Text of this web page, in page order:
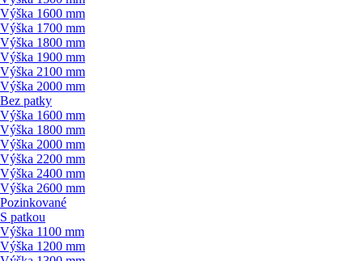
Výška 1600 mm
Výška 1700 mm
Výška 1800 mm
Výška 1900 mm
Výška 2100 mm
Výška 2000 mm
Bez patky
Výška 1600 mm
Výška 1800 mm
Výška 2000 mm
Výška 2200 mm
Výška 2400 mm
Výška 2600 mm
Pozinkované
S patkou
Výška 1100 mm
Výška 1200 mm